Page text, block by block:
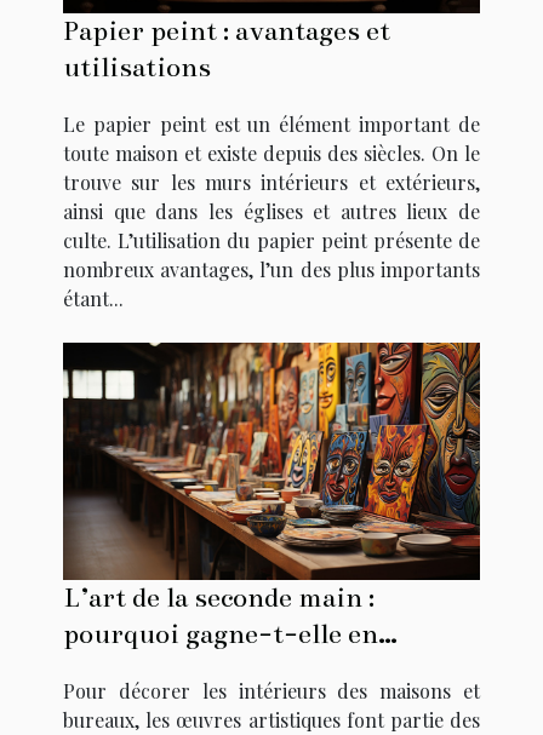
Papier peint : avantages et
utilisations
Le papier peint est un élément important de
toute maison et existe depuis des siècles. On le
trouve sur les murs intérieurs et extérieurs,
ainsi que dans les églises et autres lieux de
culte. L’utilisation du papier peint présente de
nombreux avantages, l’un des plus importants
étant...
L’art de la seconde main :
pourquoi gagne-t-elle en
Pour décorer les intérieurs des maisons et
bureaux, les œuvres artistiques font partie des